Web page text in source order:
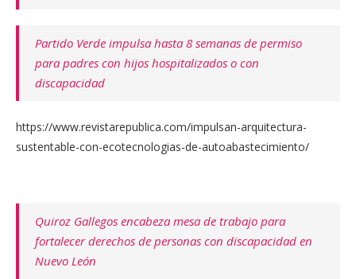
Partido Verde impulsa hasta 8 semanas de permiso
para padres con hijos hospitalizados o con
discapacidad
https://www.revistarepublica.com/impulsan-arquitectura-
sustentable-con-ecotecnologias-de-autoabastecimiento/
Quiroz Gallegos encabeza mesa de trabajo para
fortalecer derechos de personas con discapacidad en
Nuevo León